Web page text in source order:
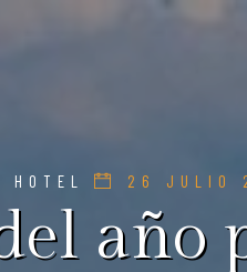
HOTEL 26 JULIO
año